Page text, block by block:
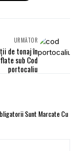
URMĂTOR
de tonaj în
sub Cod
portocaliu
Sunt Marcate Cu